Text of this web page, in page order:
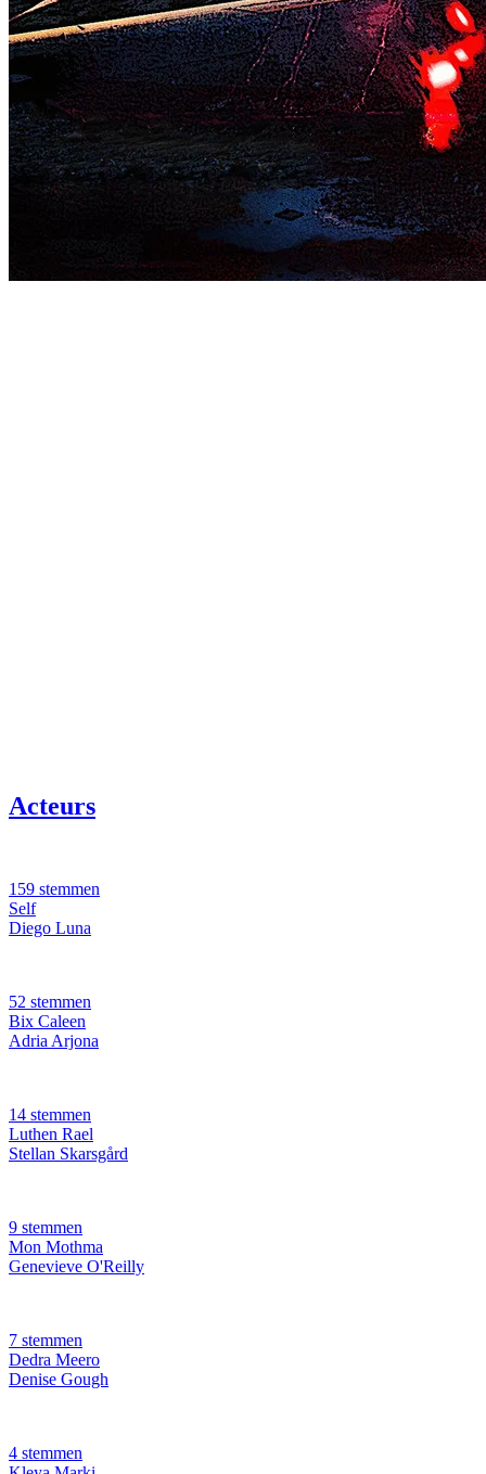
Acteurs
159 stemmen
Self
Diego Luna
52 stemmen
Bix Caleen
Adria Arjona
14 stemmen
Luthen Rael
Stellan Skarsgård
9 stemmen
Mon Mothma
Genevieve O'Reilly
7 stemmen
Dedra Meero
Denise Gough
4 stemmen